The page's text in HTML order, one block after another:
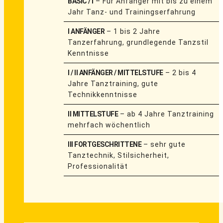
Jahr Tanz- und Trainingserfahrung
I ANFÄNGER – 1 bis 2 Jahre
Tanzerfahrung, grundlegende Tanzstil
Kenntnisse
I / II ANFÄNGER / MITTELSTUFE– 2 bis 4
Jahre Tanztraining, gute
Technikkenntnisse
II MITTELSTUFE– ab 4 Jahre Tanztraining
mehrfach wöchentlich
III FORTGESCHRITTENE– sehr gute
Tanztechnik, Stilsicherheit,
Professionalität